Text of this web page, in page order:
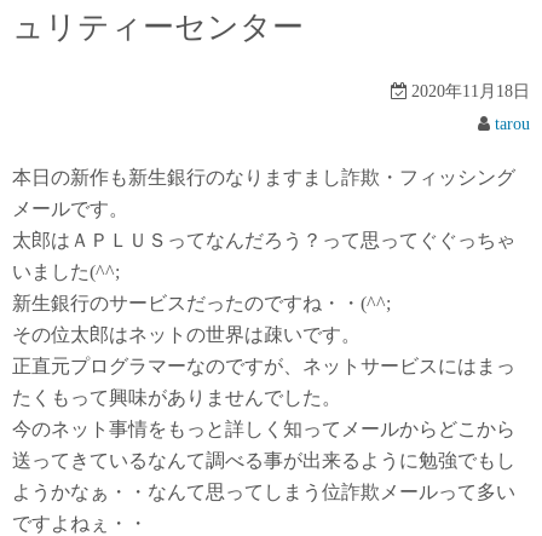
ュリティーセンター
2020年11月18日
tarou
本日の新作も新生銀行のなりますまし詐欺・フィッシング
メールです。
太郎はＡＰＬＵＳってなんだろう？って思ってぐぐっちゃ
いました(^^;
新生銀行のサービスだったのですね・・(^^;
その位太郎はネットの世界は疎いです。
正直元プログラマーなのですが、ネットサービスにはまっ
たくもって興味がありませんでした。
今のネット事情をもっと詳しく知ってメールからどこから
送ってきているなんて調べる事が出来るように勉強でもし
ようかなぁ・・なんて思ってしまう位詐欺メールって多い
ですよねぇ・・